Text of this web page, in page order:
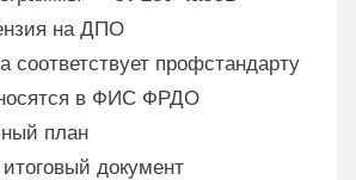
на ДПО
соответствует профстандарту
в ФИС ФРДО
план
документ